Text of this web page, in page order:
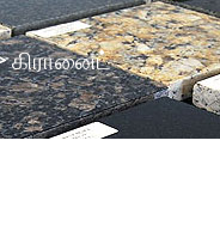
கிரானைட்